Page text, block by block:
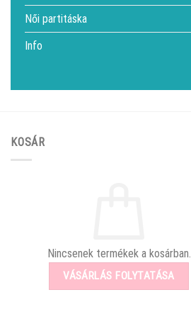
Női partitáska
Info
KOSÁR
Nincsenek termékek a kosárban.
VÁSÁRLÁS FOLYTATÁSA